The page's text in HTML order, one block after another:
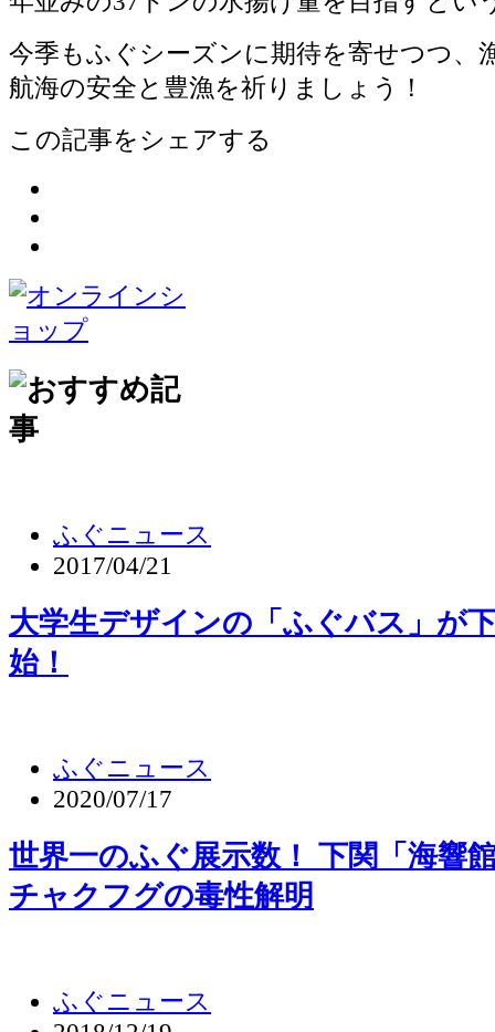
今季もふぐシーズンに期待を寄せつつ、
航海の安全と豊漁を祈りましょう！
この記事をシェアする
ふぐニュース
2017/04/21
大学生デザインの「ふぐバス」が
始！
ふぐニュース
2020/07/17
世界一のふぐ展示数！ 下関「海響
チャクフグの毒性解明
ふぐニュース